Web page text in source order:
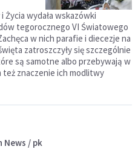
Życia wydała wskazówki
tegorocznego VI Światowego
w nich parafie i diecezje na
zatroszczyły się szczególnie
są samotne albo przebywają w
też znaczenie ich modlitwy
News / pk